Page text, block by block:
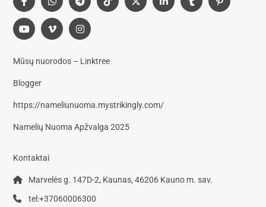
Mūsų nuorodos – Linktree
Blogger
https://nameliunuoma.mystrikingly.com/
Namelių Nuoma Apžvalga 2025
Kontaktai
Marvelės g. 147D-2, Kaunas, 46206 Kauno m. sav.
tel:+37060006300